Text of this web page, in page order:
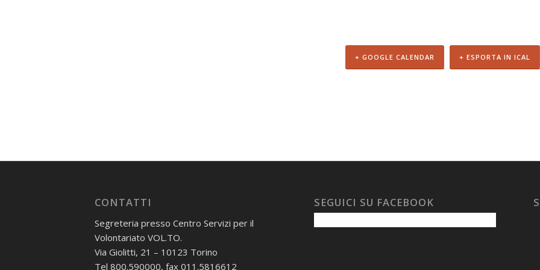
+ GOOGLE CALENDAR + ESPORTA IN ICAL
CONTATTI
Segreteria presso Centro Servizi per il
Volontariato VOL.TO.
Via Giolitti, 21 – 10123 Torino
Tel 800.590000, fax 011.5816612
SEGUICI SU FACEBOOK